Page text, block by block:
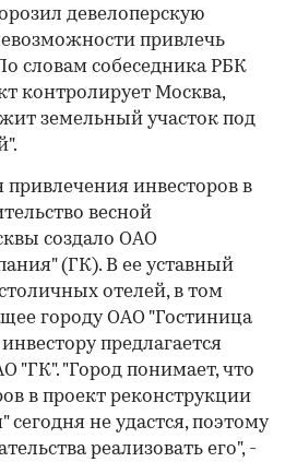
девелоперскую
привлечь
словам собеседника РБК
контролирует Москва,
земельный участок под
инвесторов в
весной
создало ОАО
(ГК). В ее уставный
отелей, в том
городу ОАО "Гостиница
предлагается
"ГК". "Город понимает, что
в проект реконструкции
сегодня не удастся, поэтому
реализовать его", -